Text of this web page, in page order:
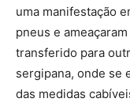
uma manifestação
pneus e
transferido para
sergipana, onde se
das medidas